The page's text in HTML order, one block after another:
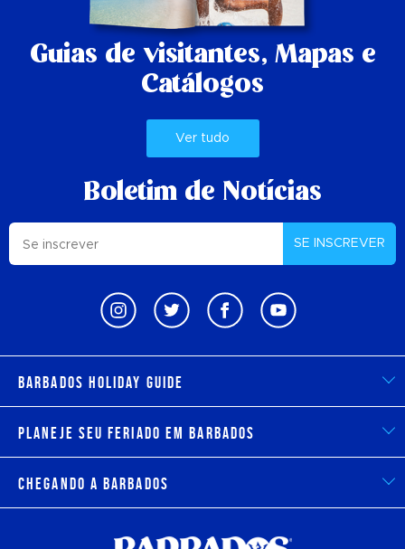
Guias de visitantes, Mapas e
Catálogos
Ver tudo
Boletim de Notícias
SE INSCREVER
Barbados Holiday Guide
Planeje seu feriado em Barbados
Chegando a Barbados